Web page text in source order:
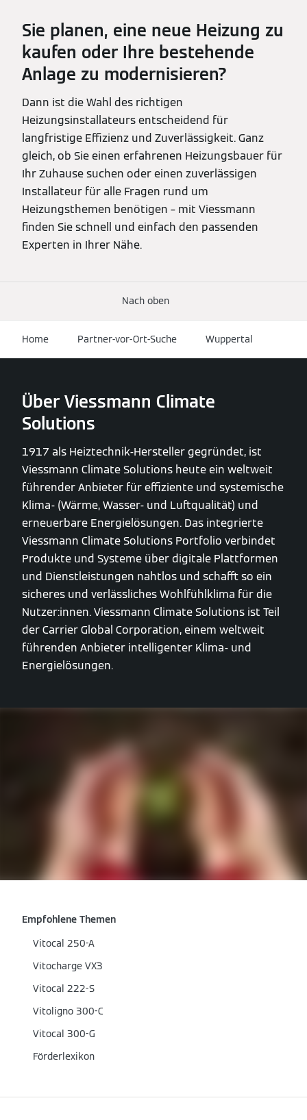
Sie planen, eine neue Heizung zu
kaufen oder Ihre bestehende
Anlage zu modernisieren?
Dann ist die Wahl des richtigen
Heizungsinstallateurs entscheidend für
langfristige Effizienz und Zuverlässigkeit. Ganz
gleich, ob Sie einen erfahrenen Heizungsbauer für
Ihr Zuhause suchen oder einen zuverlässigen
Installateur für alle Fragen rund um
Heizungsthemen benötigen – mit Viessmann
finden Sie schnell und einfach den passenden
Experten in Ihrer Nähe.
Nach oben
Home Partner-vor-Ort-Suche Wuppertal
Über Viessmann Climate
Solutions
1917 als Heiztechnik-Hersteller gegründet, ist
Viessmann Climate Solutions heute ein weltweit
führender Anbieter für effiziente und systemische
Klima- (Wärme, Wasser- und Luftqualität) und
erneuerbare Energielösungen. Das integrierte
Viessmann Climate Solutions Portfolio verbindet
Produkte und Systeme über digitale Plattformen
und Dienstleistungen nahtlos und schafft so ein
sicheres und verlässliches Wohlfühlklima für die
Nutzer:innen. Viessmann Climate Solutions ist Teil
der Carrier Global Corporation, einem weltweit
führenden Anbieter intelligenter Klima- und
Energielösungen.
Empfohlene Themen
Vitocal 250-A
Vitocharge VX3
Vitocal 222-S
Vitoligno 300-C
Vitocal 300-G
Förderlexikon